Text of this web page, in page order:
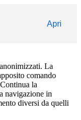
Apri
La
comando
la
navigazione in
diversi da quelli